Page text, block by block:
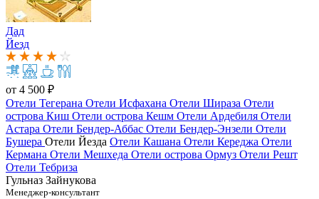
Дад
Йезд
от 4 500 ₽
Отели Тегерана Отели Исфахана Отели Шираза Отели
острова Киш Отели острова Кешм Отели Ардебиля Отели
Астара Отели Бендер-Аббас Отели Бендер-Энзели Отели
Бушера Отели Йезда Отели Кашана Отели Кереджа Отели
Кермана Отели Мешхеда Отели острова Ормуз Отели Решт
Отели Тебриза
Гульназ Зайнукова
Менеджер-консультант